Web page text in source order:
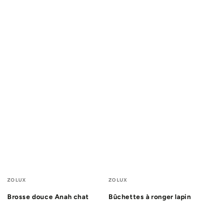
Fournisseur:
ZOLUX
Brosse douce Anah chat
Fournisseur:
ZOLUX
Bûchettes à ronger lapin